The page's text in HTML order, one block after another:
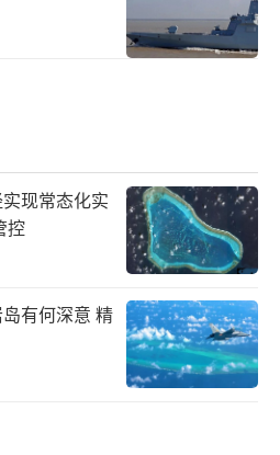
共建共享的全球治理观，
（责任编辑：张蕾 TT
现常态化实
控
有何深意 精